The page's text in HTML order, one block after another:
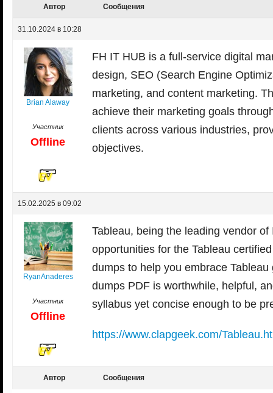
Автор Сообщения
31.10.2024 в 10:28
Brian Alaway
Участник
Offline
FH IT HUB is a full-service digital
design, SEO (Search Engine
marketing, and content marketing.
achieve their marketing goals
clients across various industries,
objectives.
15.02.2025 в 09:02
RyanAnaderes
Участник
Offline
Tableau, being the leading vendor
opportunities for the Tableau
dumps to help you embrace
dumps PDF is worthwhile, helpful,
syllabus yet concise enough to be
https://www.clapgeek.com/
Автор Сообщения